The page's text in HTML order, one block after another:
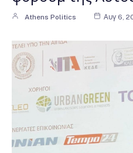
Athens Politics Αυγ 6,